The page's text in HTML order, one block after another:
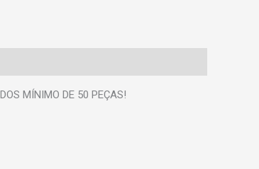
MÍNIMO DE 50 PEÇAS!